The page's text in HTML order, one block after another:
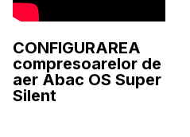
CONFIGURAREA
compresoarelor de
aer Abac OS Super
Silent